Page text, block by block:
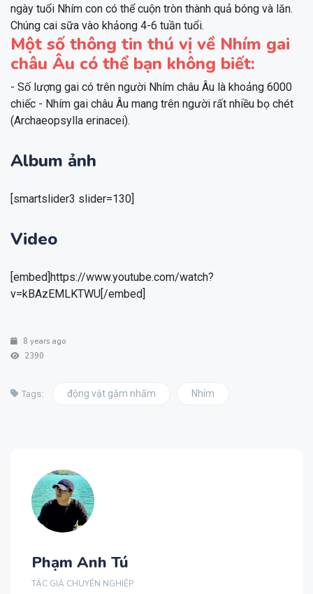
ngày tuổi Nhím con có thể cuộn tròn thành quả bóng và lăn.
Chúng cai sữa vào khảong 4-6 tuần tuổi.
Một số thông tin thú vị về Nhím gai
châu Âu có thể bạn không biết:
- Số lượng gai có trên người Nhím châu Âu là khoảng 6000
chiếc - Nhím gai châu Âu mang trên người rất nhiều bọ chét
(Archaeopsylla erinacei).
Album ảnh
[smartslider3 slider=130]
Video
[embed]https://www.youtube.com/watch?
v=kBAzEMLKTWU[/embed]
8 years ago
2390
Tags: động vật gặm nhấm Nhím
Phạm Anh Tú
TÁC GIẢ CHUYÊN NGHIỆP